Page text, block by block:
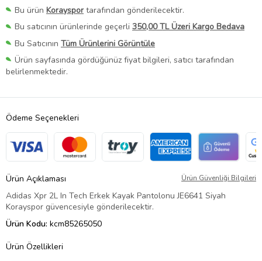
Bu ürün Korayspor tarafından gönderilecektir.
Bu satıcının ürünlerinde geçerli 350,00 TL Üzeri Kargo Bedava
Bu Satıcının Tüm Ürünlerini Görüntüle
Ürün sayfasında gördüğünüz fiyat bilgileri, satıcı tarafından
belirlenmektedir.
Ödeme Seçenekleri
Ürün Açıklaması Ürün Güvenliği Bilgileri
Adidas Xpr 2L In Tech Erkek Kayak Pantolonu JE6641 Siyah
Korayspor güvencesiyle gönderilecektir.
Ürün Kodu: kcm85265050
Ürün Özellikleri